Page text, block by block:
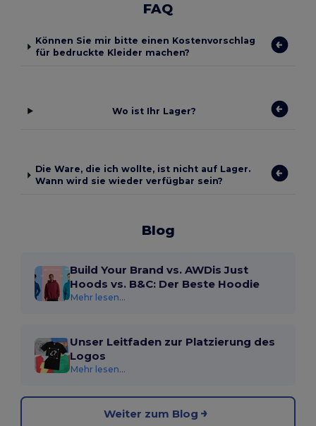
FAQ
Können Sie mir bitte einen Kostenvorschlag
für bedruckte Kleider machen?
Wo ist Ihr Lager?
Die Ware, die ich wollte, ist nicht auf Lager.
Wann wird sie wieder verfügbar sein?
Blog
Build Your Brand vs. AWDis Just
Hoods vs. B&C: Der Beste Hoodie
Mehr lesen...
Unser Leitfaden zur Platzierung des
Logos
Mehr lesen...
Weiter zum Blog